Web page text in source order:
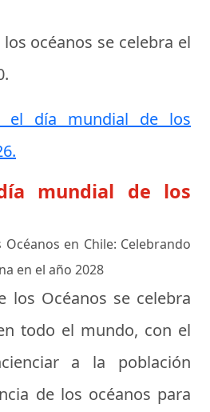
océanos se celebra el
.
el día mundial de los
mundial de los
en Chile: Celebrando
en el año 2028
los Océanos se celebra
todo el mundo, con el
a la población
de los océanos para